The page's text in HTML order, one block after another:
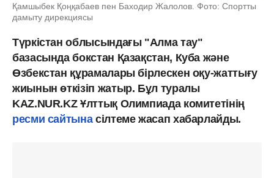
Қамшыбек Қоңқабаев пен Баходир Жалолов. Фото: Спортты
дамыту дирекциясы
Түркістан облысындағы "Алма тау"
базасында бокстан Қазақстан, Куба және
Өзбекстан құрамалары бірлескен оқу-жаттығу
жиынын өткізіп жатыр. Бұл туралы
KAZ.NUR.KZ Ұлттық Олимпиада комитетінің
ресми сайтына сілтеме жасап хабарлайды.